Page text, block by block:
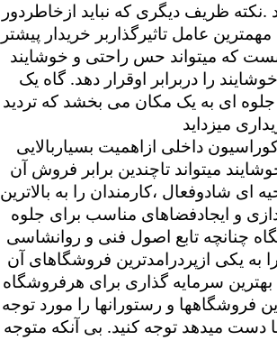
.نکته ظریف دیگری که نباید ازخاطردور
عامل تاثیرگذاربر خریدار پیشتر
که میتواند حس راحتی و خوشایند
را دربرابر اوقرار دهد. گاه یک
ای به یک مکان می بخشد که تردید
میزداید
داخلی ازاهمیت بسیاربالایی
میتواند تاچندین برابر فروش آن
ای شادوفعال ،کارمندان را به بالاترین
و ایجادفضاهای مناسب برای جلوه
چنانچه تابع اصول فنی و روانشاسی
یکی ازپردرامدترین فروشگاهای آن
سرمایه گذاری برای هرفروشگاه
و رستورانها را مورد توجه
دست میدهد توجه کنید. بی آنکه متوجه